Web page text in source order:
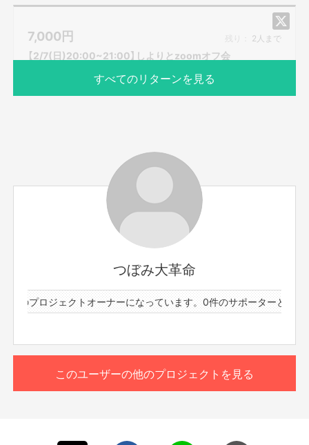
つぼみ大革命
のプロジェクトオーナーになっています。0件のサポーターと61件
7,000円 残り： 2人まで
【2/7(日)20:00~21:00】しよりとzoomオフ会
サポーター数 お届け予定日
2021年2月
内容：参加してくれたみなさんとリモートでトークしつ
つ、みんなで絵しりとりをした中から抽選でしよりが描い
た絵を後日コメントとサイン入りでプレゼント致します！
※プロジェクト本文の末尾に記載されている【ご支援にあた
ってのご注意事項】を必ずご一読ください。
このリターンを購入する
すべてのリターンを見る
このユーザーの他のプロジェクトを見る